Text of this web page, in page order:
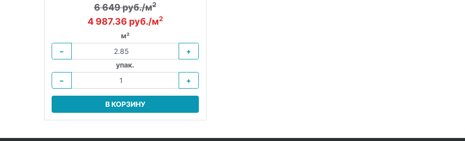
6 649 руб./м2
4 987.36 руб./м2
м²
−
+
упак.
−
+
В КОРЗИНУ